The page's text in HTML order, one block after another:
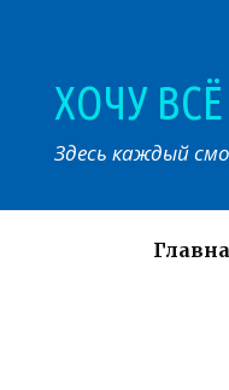
ХОЧУ
Здесь каждый